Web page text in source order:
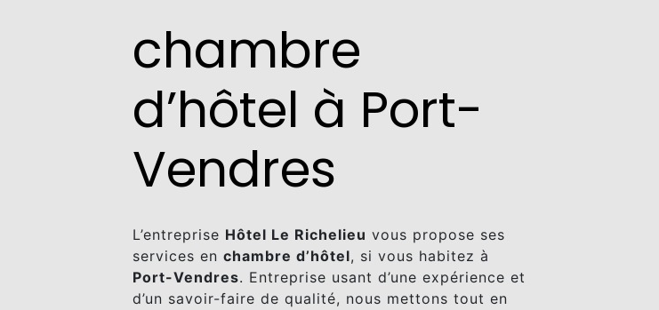
chambre
d’hôtel à Port-
Vendres
L’entreprise Hôtel Le Richelieu vous propose ses
services en chambre d’hôtel, si vous habitez à
Port-Vendres. Entreprise usant d’une expérience et
d’un savoir-faire de qualité, nous mettons tout en